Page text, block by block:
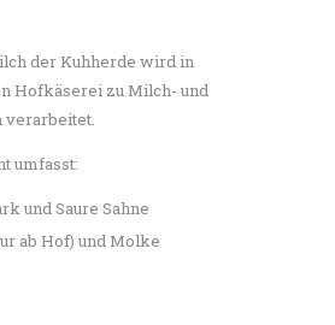
der Kuhherde wird in
Hofkäserei zu Milch- und
verarbeitet.
umfasst:
und Saure Sahne
ab Hof) und Molke